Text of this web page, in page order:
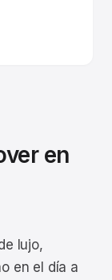
en
lujo,
en el día a